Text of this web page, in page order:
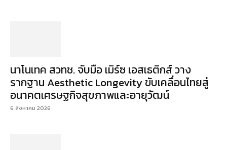
นาโนเทค สวทช. จับมือ เมิร์ซ เอสเธติกส์ วาง
รากฐาน Aesthetic Longevity ขับเคลื่อนไทยสู่
อนาคตเศรษฐกิจสุขภาพและอายุวัฒน์
6 สิงหาคม 2026